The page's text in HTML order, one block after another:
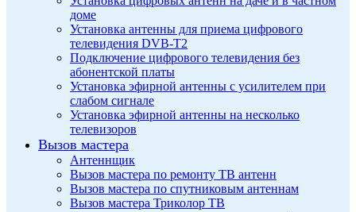
доме
Установка антенны для приема цифрового
телевидения DVB-T2
Подключение цифрового телевидения без
абонентской платы
Установка эфирной антенны с усилителем при
слабом сигнале
Установка эфирной антенны на несколько
телевизоров
Вызов мастера
Антеннщик
Вызов мастера по ремонту ТВ антенн
Вызов мастера по спутниковым антеннам
Вызов мастера Триколор ТВ